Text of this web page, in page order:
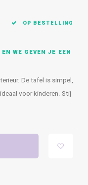
OP BESTELLING
WE GEVEN JE EEN
De tafel is simpel,
voor kinderen. Stij